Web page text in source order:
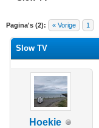
Pagina's (2): « Vorige 1
waardering is 0
Slow TV
Hoekie